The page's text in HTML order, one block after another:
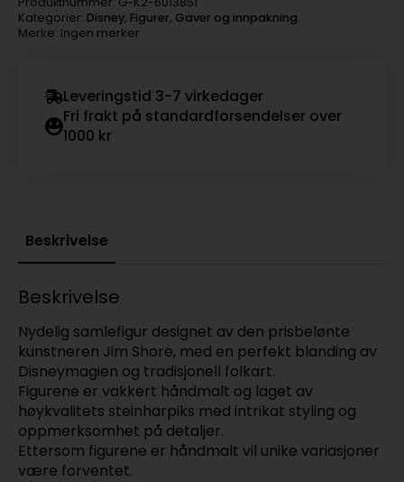
&
Judy
antall
Kategorier: Disney, Figurer, Gaver og innpakning
Merke: Ingen merker
Leveringstid 3-7 virkedager
Fri frakt på standardforsendelser over
1000 kr
Beskrivelse
Beskrivelse
Nydelig samlefigur designet av den prisbelønte
kunstneren Jim Shore, med en perfekt blanding av
Disneymagien og tradisjonell folkart.
Figurene er vakkert håndmalt og laget av
høykvalitets steinharpiks med intrikat styling og
oppmerksomhet på detaljer.
Ettersom figurene er håndmalt vil unike variasjoner
være forventet.